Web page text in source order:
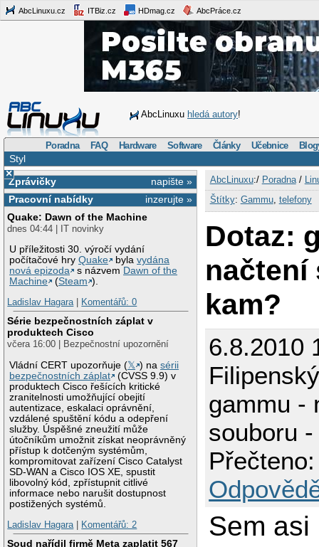
AbcLinuxu.cz ITBiz.cz HDmag.cz AbcPráce.cz
AbcLinuxu hledá autory!
Poradna FAQ Hardware Software Články Učebnice
Styl
×
napište »
Zprávičky
inzerujte »
Pracovní nabídky
Quake: Dawn of the Machine
dnes 04:44 | IT novinky
U příležitosti 30. výročí vydání
počítačové hryQuake bylavydána
nová epizoda
s názvem Dawn of the
Machine
(Steam ).
Ladislav Hagara| Komentářů: 0
Série bezpečnostních záplat v
produktech Cisco
včera 16:00 | Bezpečnostní upozornění
Vládní CERT upozorňuje (𝕏 ) nasérii
bezpečnostních záplat
(CVSS 9.9) v
produktech Cisco řešících kritické
zranitelnosti umožňující obejití
autentizace, eskalaci oprávnění,
vzdálené spuštění kódu a odepření
služby. Úspěšné zneužití může
útočníkům umožnit získat neoprávněný
přístup k dotčeným systémům,
kompromitovat zařízení Cisco Catalyst
SD-WAN a Cisco IOS XE, spustit
libovolný kód, zpřístupnit citlivé
informace nebo narušit dostupnost
postižených systémů.
Ladislav Hagara| Komentářů: 2
Soud nařídil firmě Meta zaplatit 567
AbcLinuxu:/ Poradna/
Štítky: Gammu, telefony
Dotaz:
načtení
kam?
6.8.2010
gammu -
souboru
Sem asi